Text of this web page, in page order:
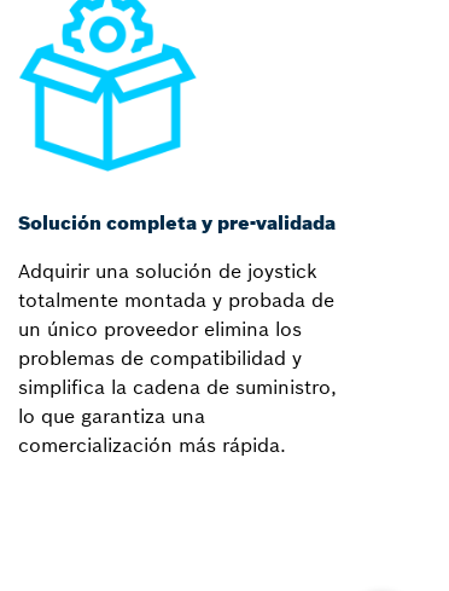
Solución completa y pre-validada
Adquirir una solución de joystick
totalmente montada y probada de
un único proveedor elimina los
problemas de compatibilidad y
simplifica la cadena de suministro,
lo que garantiza una
comercialización más rápida.